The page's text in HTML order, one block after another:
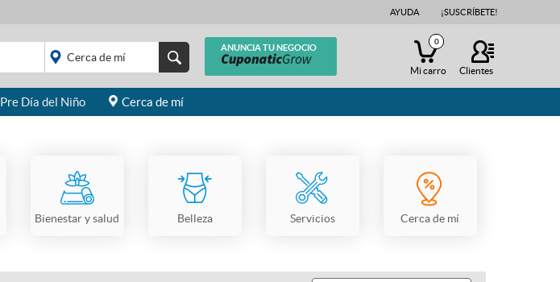
AYUDA ¡SUSCRÍBETE!
ANUNCIA TU NEGOCIO
Clientes
placeholder="Todo el
0
Mi carro
Pre Día del Niño Cerca de mí
Bienestar y salud Belleza Servicios Cerca de mí